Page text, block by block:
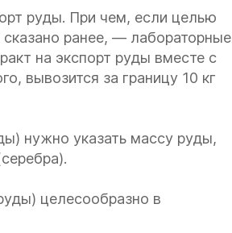
руды. При чем, если целью
ранее, — лабораторные
на экспорт руды вместе с
вывозится за границу 10 кг
нужно указать массу руды,
целесообразно в